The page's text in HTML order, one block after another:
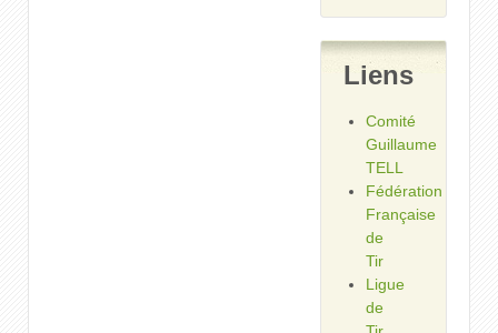
Liens
Comité
Guillaume
TELL
Fédération
Française
de
Tir
Ligue
de